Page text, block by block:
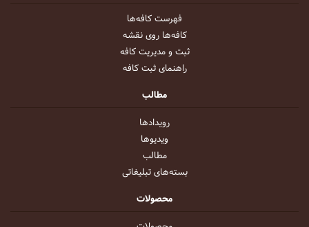
فهرست کافه‌ها
کافه‌ها روی نقشه
ثبت و مدیریت کافه
راهنمای ثبت کافه
مطالب
رویداد‌ها
ویدیو‌ها
مطالب
بسته‌های تبلیغاتی
محصولات